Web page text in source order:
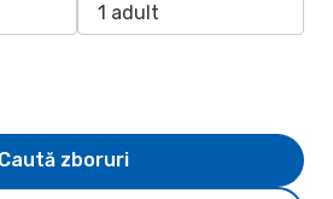
1 adult
Caută zboruri